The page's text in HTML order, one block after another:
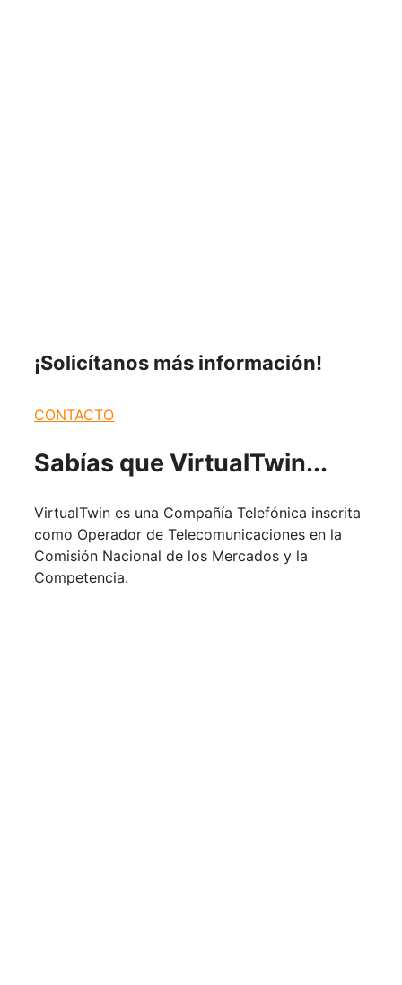
¡Solicítanos más información!
CONTACTO
Sabías que VirtualTwin...
VirtualTwin es una Compañía Telefónica inscrita
como Operador de Telecomunicaciones en la
Comisión Nacional de los Mercados y la
Competencia.